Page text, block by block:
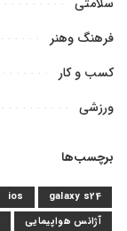
فرهنگ وهنر
کسب و کار
ورزشی
برچسب‌ها
galaxy s24
ios
آژانس هواپیمایی